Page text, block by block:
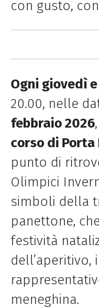
con gusto,
Ogni giovedì
20.00, nelle
febbraio 2026
corso di Porta
punto di
Olimpici
simboli della
panettone,
festività
meneghina.